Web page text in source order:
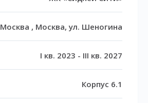
Москва , Москва, ул. Шеногина
I кв. 2023 - III кв. 2027
Корпус 6.1